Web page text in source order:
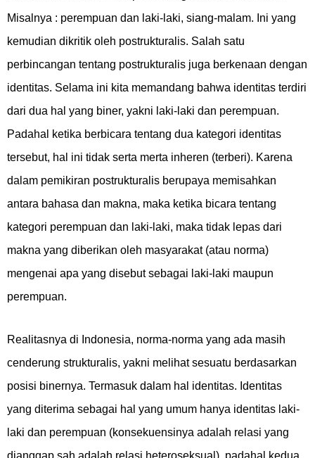
Misalnya : perempuan dan laki-laki, siang-malam. Ini yang
kemudian dikritik oleh postrukturalis. Salah satu
perbincangan tentang postrukturalis juga berkenaan dengan
identitas. Selama ini kita memandang bahwa identitas terdiri
dari dua hal yang biner, yakni laki-laki dan perempuan.
Padahal ketika berbicara tentang dua kategori identitas
tersebut, hal ini tidak serta merta inheren (terberi). Karena
dalam pemikiran postrukturalis berupaya memisahkan
antara bahasa dan makna, maka ketika bicara tentang
kategori perempuan dan laki-laki, maka tidak lepas dari
makna yang diberikan oleh masyarakat (atau norma)
mengenai apa yang disebut sebagai laki-laki maupun
perempuan.
Realitasnya di Indonesia, norma-norma yang ada masih
cenderung strukturalis, yakni melihat sesuatu berdasarkan
posisi binernya. Termasuk dalam hal identitas. Identitas
yang diterima sebagai hal yang umum hanya identitas laki-
laki dan perempuan (konsekuensinya adalah relasi yang